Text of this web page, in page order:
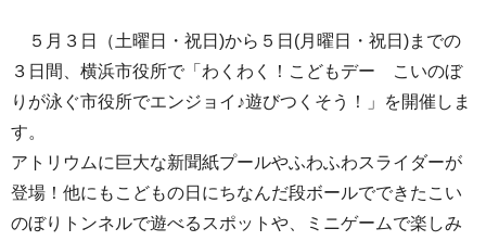
５月３日（土曜日・祝日)から５日(月曜日・祝日)までの
３日間、横浜市役所で「わくわく！こどもデー こいのぼ
りが泳ぐ市役所でエンジョイ♪遊びつくそう！」を開催しま
す。
アトリウムに巨大な新聞紙プールやふわふわスライダーが
登場！他にもこどもの日にちなんだ段ボールでできたこい
のぼりトンネルで遊べるスポットや、ミニゲームで楽しみ